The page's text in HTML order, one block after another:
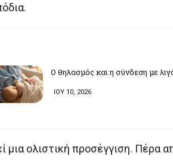
Ο θηλασμός και η σύνδεση με
ΙΟΥ 10, 2026
μια ολιστική προσέγγιση. Πέρα